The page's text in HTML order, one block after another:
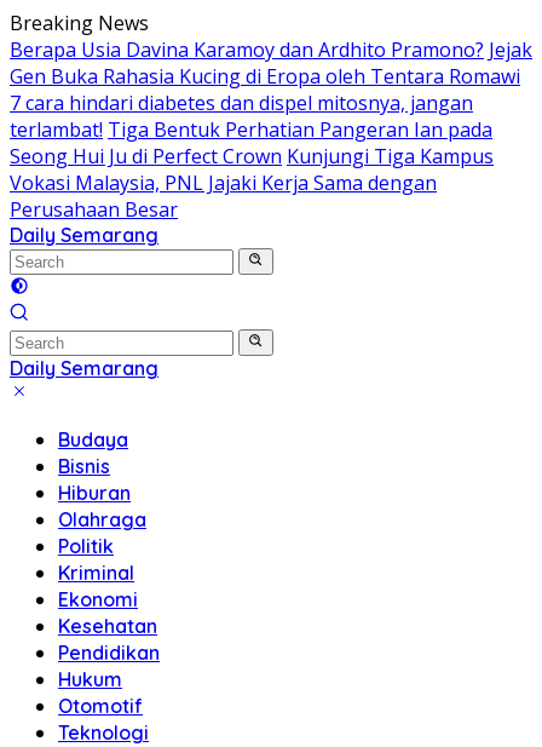
Skip
to
content
Breaking News
Berapa Usia Davina Karamoy dan Ardhito Pramono? Jejak
Gen Buka Rahasia Kucing di Eropa oleh Tentara Romawi
7 cara hindari diabetes dan dispel mitosnya, jangan
terlambat! Tiga Bentuk Perhatian Pangeran Ian pada
Seong Hui Ju di Perfect Crown Kunjungi Tiga Kampus
Vokasi Malaysia, PNL Jajaki Kerja Sama dengan
Perusahaan Besar
Daily Semarang
"Semarang
Hari
Ini:
Informasi
Terkini
untuk
Daily Semarang
"Semarang
Informasi
Terkini
untuk
Anda"
Budaya
Bisnis
Hiburan
Olahraga
Politik
Kriminal
Ekonomi
Kesehatan
Pendidikan
Hukum
Otomotif
Teknologi